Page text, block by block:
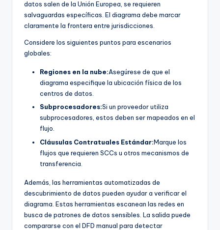
datos salen de la Unión Europea, se requieren
salvaguardas específicas. El diagrama debe marcar
claramente la frontera entre jurisdicciones.
Considere los siguientes puntos para escenarios
globales:
Regiones en la nube:Asegúrese de que el
diagrama especifique la ubicación física de los
centros de datos.
Subprocesadores:Si un proveedor utiliza
subprocesadores, estos deben ser mapeados en el
flujo.
Cláusulas Contratuales Estándar:Marque los
flujos que requieren SCCs u otros mecanismos de
transferencia.
Además, las herramientas automatizadas de
descubrimiento de datos pueden ayudar a verificar el
diagrama. Estas herramientas escanean las redes en
busca de patrones de datos sensibles. La salida puede
compararse con el DFD manual para detectar